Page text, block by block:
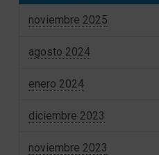
noviembre 2025
agosto 2024
enero 2024
diciembre 2023
noviembre 2023